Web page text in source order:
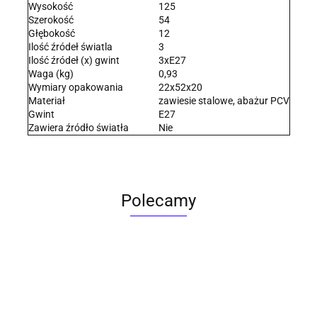
Wysokość
125
Szerokość
54
Głębokość
12
Ilość źródeł światla
3
Ilość źródeł (x) gwint
3xE27
Waga (kg)
0,93
Wymiary opakowania
22x52x20
Materiał
zawiesie stalowe, abażur PCV
Gwint
E27
Zawiera źródło światła
Nie
Polecamy